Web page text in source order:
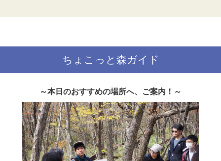
ちょこっと森ガイド
～本日のおすすめの場所へ、ご案内！～